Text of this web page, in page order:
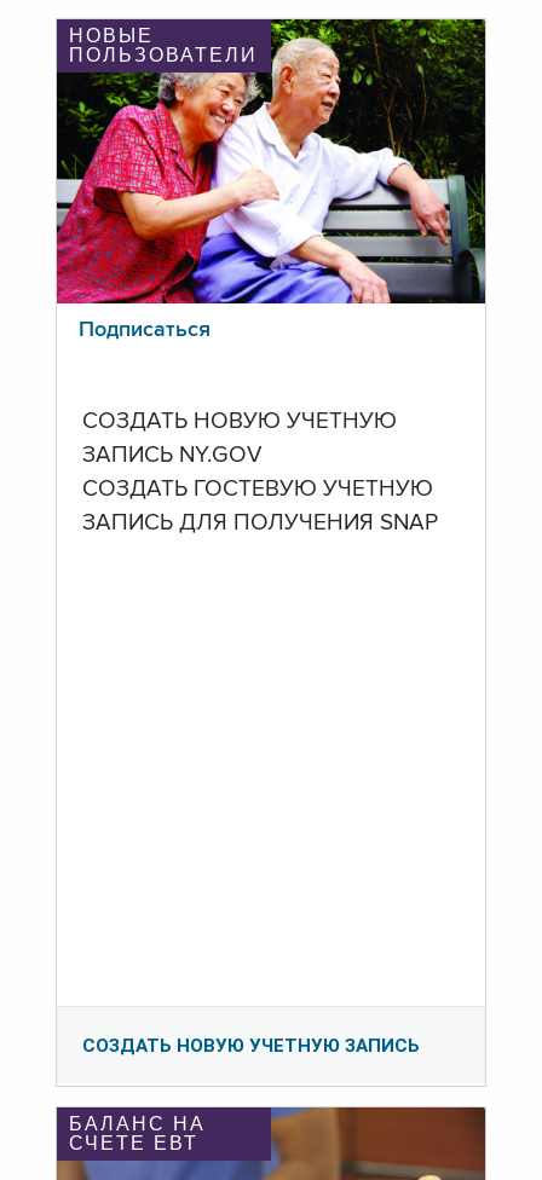
НОВЫЕ
ПОЛЬЗОВАТЕЛИ
Подписаться
СОЗДАТЬ НОВУЮ УЧЕТНУЮ
ЗАПИСЬ NY.GOV
СОЗДАТЬ ГОСТЕВУЮ УЧЕТНУЮ
ЗАПИСЬ ДЛЯ ПОЛУЧЕНИЯ SNAP
СОЗДАТЬ НОВУЮ УЧЕТНУЮ ЗАПИСЬ
БАЛАНС НА
СЧЕТЕ ЕВТ